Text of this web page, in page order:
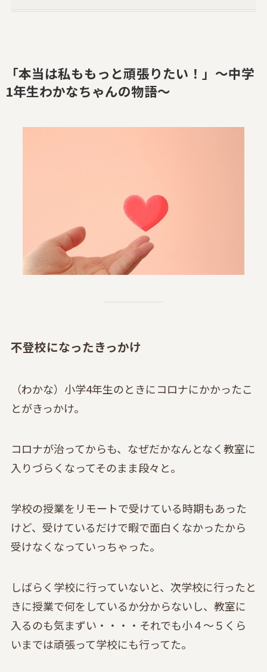
「本当は私ももっと頑張りたい！」〜中学
1年生わかなちゃんの物語〜
不登校になったきっかけ
（わかな）小学4年生のときにコロナにかかったこ
とがきっかけ。
コロナが治ってからも、なぜだかなんとなく教室に
入りづらくなってそのまま段々と。
学校の授業をリモートで受けている時期もあった
けど、受けているだけで暇で面白くなかったから
受けなくなっていっちゃった。
しばらく学校に行っていないと、次学校に行ったと
きに授業で何をしているか分からないし、教室に
入るのも気まずい・・・・それでも小４〜５くら
いまでは頑張って学校にも行ってた。